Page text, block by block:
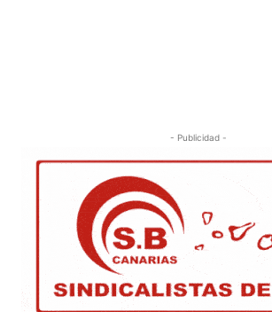
- Publicidad -